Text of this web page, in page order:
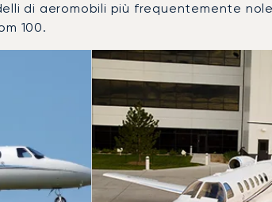
di aeromobili più frequentemente
100.
di aeromobile più utilizzati per numero di
Autonomia (km)